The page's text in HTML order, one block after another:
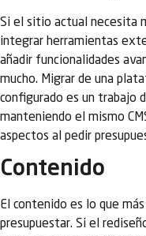
Si el sitio actual necesita
integrar herramientas
añadir funcionalidades
mucho. Migrar de una
configurado es un trabajo
manteniendo el mismo
aspectos al pedir
Contenido
El contenido es lo que
presupuestar. Si el